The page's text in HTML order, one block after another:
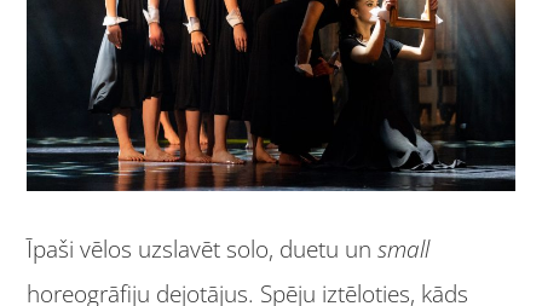
Īpaši vēlos uzslavēt solo, duetu unsmall
horeogrāfiju dejotājus. Spēju iztēloties, kāds